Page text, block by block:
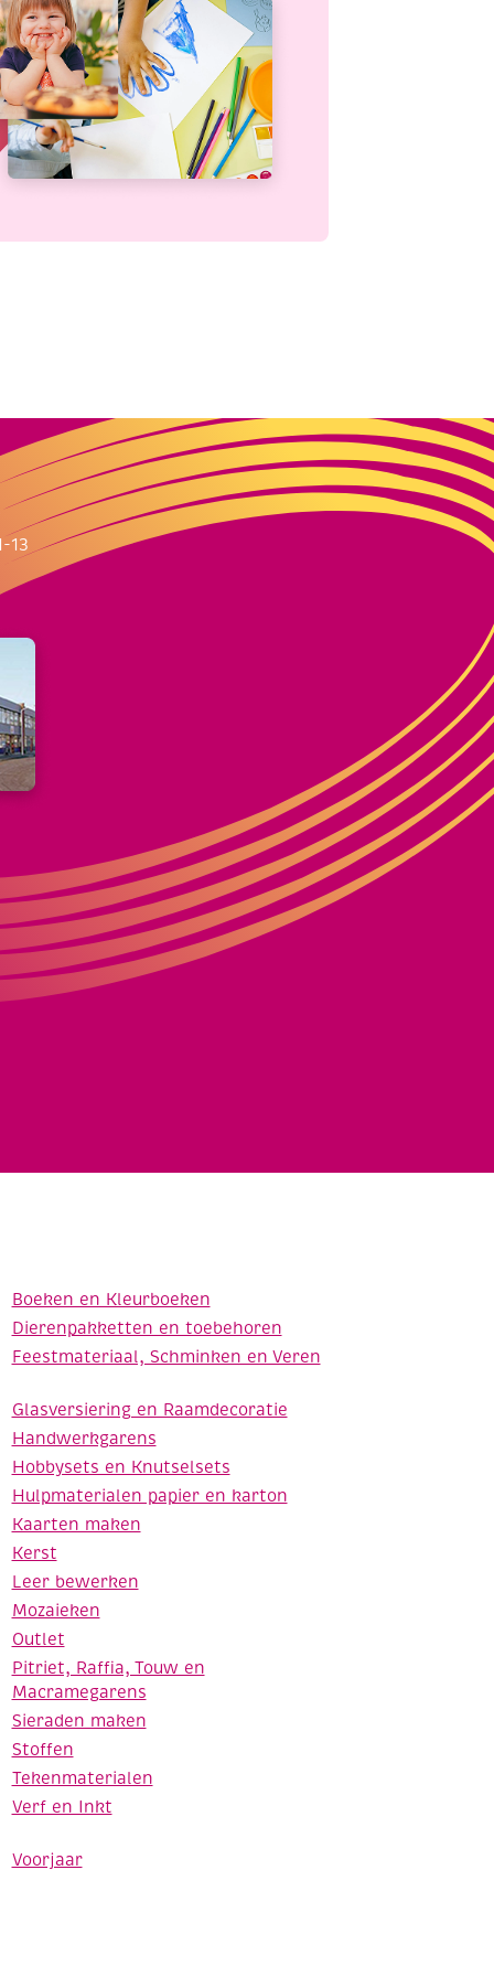
13
Boeken en Kleurboeken
Dierenpakketten en toebehoren
Feestmateriaal, Schminken en Veren
Glasversiering en Raamdecoratie
Handwerkgarens
Hobbysets en Knutselsets
Hulpmaterialen papier en karton
Kaarten maken
Kerst
Leer bewerken
Mozaieken
Outlet
Pitriet, Raffia, Touw en
Macramegarens
Sieraden maken
Stoffen
Tekenmaterialen
Verf en Inkt
Voorjaar